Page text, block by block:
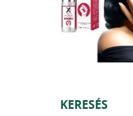
KERESÉS